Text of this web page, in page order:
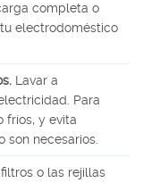
completa o
electrodoméstico
Lavar a
Para
fríos, y evita
son necesarios.
o las rejillas